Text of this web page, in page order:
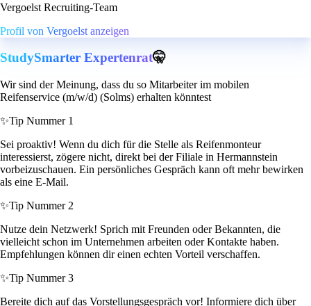
Vergoelst Recruiting-Team
Profil von Vergoelst anzeigen
StudySmarter Expertenrat🤫
Wir sind der Meinung, dass du so Mitarbeiter im mobilen
Reifenservice (m/w/d) (Solms) erhalten könntest
✨Tip Nummer 1
Sei proaktiv! Wenn du dich für die Stelle als Reifenmonteur
interessierst, zögere nicht, direkt bei der Filiale in Hermannstein
vorbeizuschauen. Ein persönliches Gespräch kann oft mehr bewirken
als eine E-Mail.
✨Tip Nummer 2
Nutze dein Netzwerk! Sprich mit Freunden oder Bekannten, die
vielleicht schon im Unternehmen arbeiten oder Kontakte haben.
Empfehlungen können dir einen echten Vorteil verschaffen.
✨Tip Nummer 3
Bereite dich auf das Vorstellungsgespräch vor! Informiere dich über